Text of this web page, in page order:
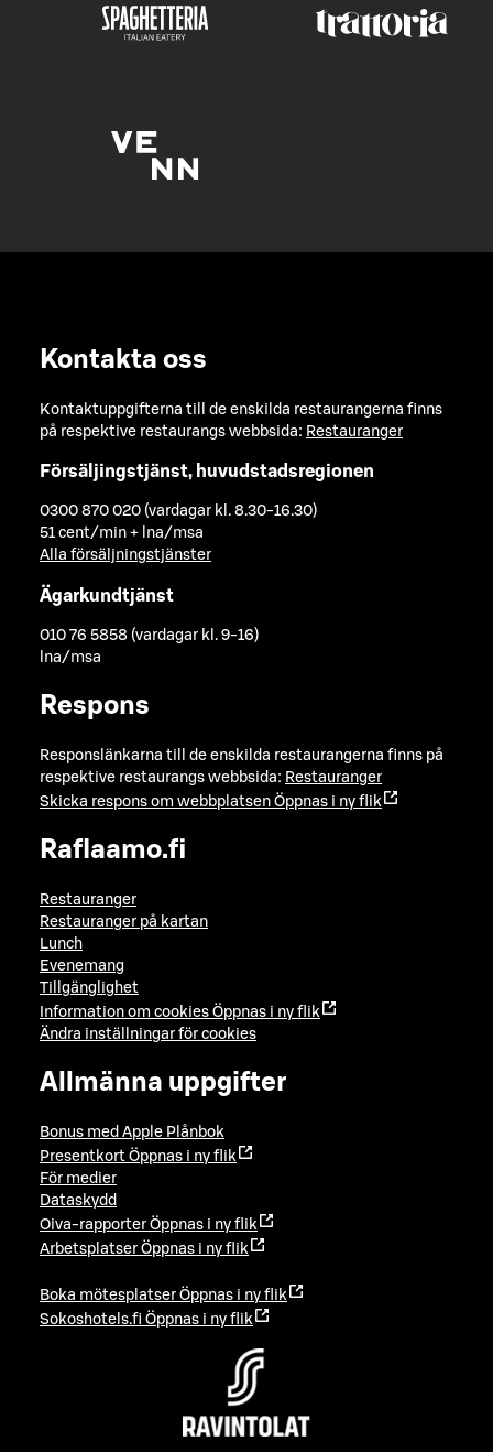
Kontakta oss
Kontaktuppgifterna till de enskilda restaurangerna finns
på respektive restaurangs webbsida: Restauranger
Försäljingstjänst, huvudstadsregionen
0300 870 020 (vardagar kl. 8.30-16.30)
51 cent/min + lna/msa
Alla försäljningstjänster
Ägarkundtjänst
010 76 5858 (vardagar kl. 9-16)
lna/msa
Respons
Responslänkarna till de enskilda restaurangerna finns på
respektive restaurangs webbsida: Restauranger
Skicka respons om webbplatsen Öppnas i ny flik
Raflaamo.fi
Restauranger
Restauranger på kartan
Lunch
Evenemang
Tillgänglighet
Information om cookies Öppnas i ny flik
Ändra inställningar för cookies
Allmänna uppgifter
Bonus med Apple Plånbok
Presentkort Öppnas i ny flik
För medier
Dataskydd
Oiva-rapporter Öppnas i ny flik
Arbetsplatser Öppnas i ny flik
Boka mötesplatser Öppnas i ny flik
Sokoshotels.fi Öppnas i ny flik